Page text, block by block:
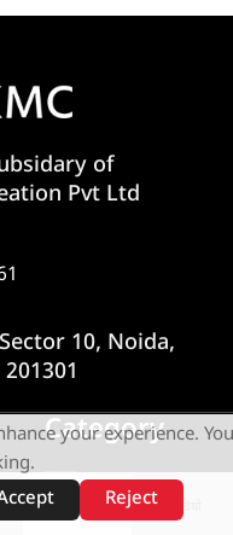
of
Pvt Ltd
10, Noida,
Category
न्यूज
राज्य
your experience.
Reject